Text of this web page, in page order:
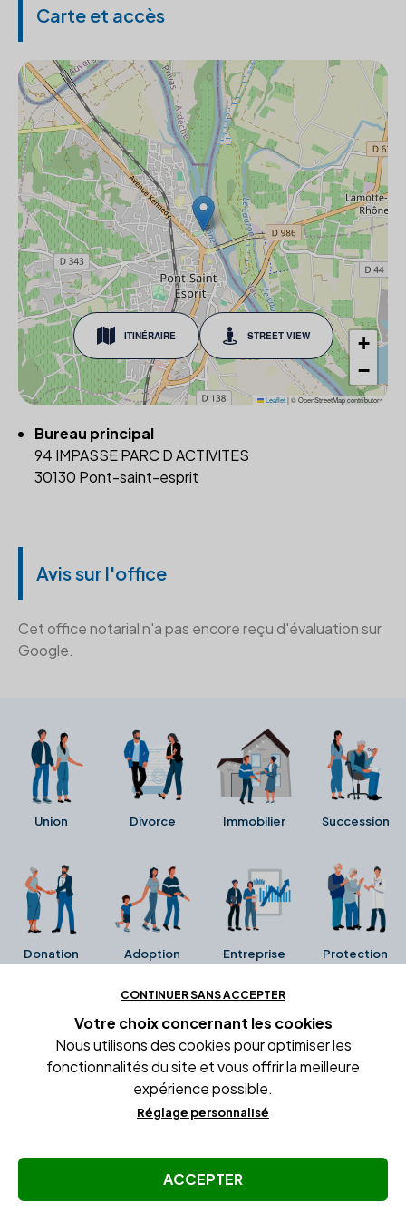
Carte et accès
ITINÉRAIRE STREET VIEW
+
−
Leaflet|© OpenStreetMap contributors
Bureau principal
94 IMPASSE PARC D ACTIVITES
30130 Pont-saint-esprit
Avis sur l'office
Cet office notarial n'a pas encore reçu d'évaluation sur
Google.
Union Divorce Immobilier Succession
Donation Adoption Entreprise Protection
Ces avis proviennent directement de la fiche Google
Business de l'office notarial. Ils n'ont ni été collectés ni
été vérifiés par Alexia.fr.
Conditions générales d'utilisation
Gestion des cookies
CONTINUER SANS ACCEPTER
Votre choix concernant les cookies
Nous utilisons des cookies pour optimiser les
fonctionnalités du site et vous offrir la meilleure
expérience possible.
Réglage personnalisé
ACCEPTER